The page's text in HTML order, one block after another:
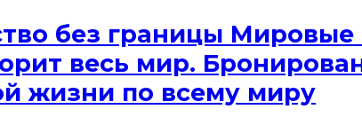
без границы
весь мир.
жизни по всему миру